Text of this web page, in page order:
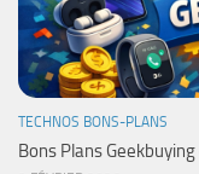
TECHNOS BONS-PLANS
Bons Plans